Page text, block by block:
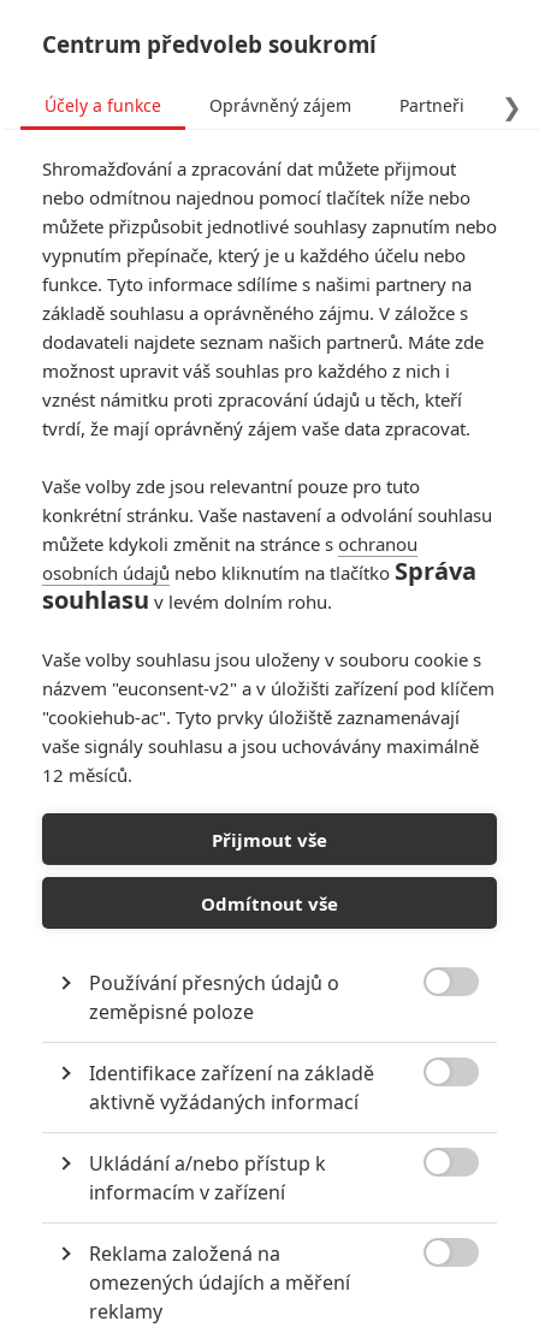
Tag: The Bunker
ČLÁNKY FILMY(1) OSOBY(0) VIDEA (0)
The Bunker: V nové
sci-fi armádní bunkr
vyvíjí zbraně proti
Rudmen | 18.05.2025 14:51
RECENZE FILMŮ
10
Schnirch nebarví hnus českých dějin
narůžovo
5
Recenze: Záhada strašidelného
zámku úroveň štědrovečerních
8 Recenze: Občanská válka
6
Recenze: Godzilla x Kong: Nové
impérium
8 Recenze: Opičí muž
POSLEDNÍ KOMENTOVANÉ
Centrum předvoleb soukromí
❯
Účely a funkce Oprávněný zájem Partneři
Shromažďování a zpracování dat můžete přijmout
nebo odmítnou najednou pomocí tlačítek níže nebo
můžete přizpůsobit jednotlivé souhlasy zapnutím nebo
vypnutím přepínače, který je u každého účelu nebo
funkce. Tyto informace sdílíme s našimi partnery na
základě souhlasu a oprávněného zájmu. V záložce s
dodavateli najdete seznam našich partnerů. Máte zde
možnost upravit váš souhlas pro každého z nich i
vznést námitku proti zpracování údajů u těch, kteří
tvrdí, že mají oprávněný zájem vaše data zpracovat.
Vaše volby zde jsou relevantní pouze pro tuto
konkrétní stránku. Vaše nastavení a odvolání souhlasu
můžete kdykoli změnit na stránce s ochranou
osobních údajů nebo kliknutím na tlačítko Správa
souhlasu v levém dolním rohu.
Vaše volby souhlasu jsou uloženy v souboru cookie s
názvem "euconsent-v2" a v úložišti zařízení pod klíčem
"cookiehub-ac". Tyto prvky úložiště zaznamenávají
vaše signály souhlasu a jsou uchovávány maximálně
12 měsíců.
Přijmout vše
Odmítnout vše
Používání přesných údajů o
zeměpisné poloze
Identifikace zařízení na základě
aktivně vyžádaných informací
Ukládání a/nebo přístup k
informacím v zařízení
Reklama založená na
omezených údajích a měření
reklamy